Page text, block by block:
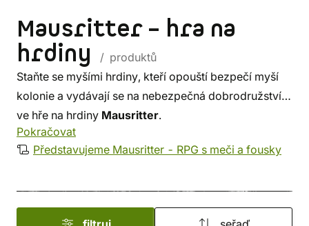
Mausritter – hra na
hrdiny
/ produktů
Staňte se myšími hrdiny, kteří opouští bezpečí myší
kolonie a vydávají se na nebezpečná dobrodružství
ve hře na hrdiny Mausritter.
Pokračovat
Představujeme Mausritter - RPG s meči a fousky